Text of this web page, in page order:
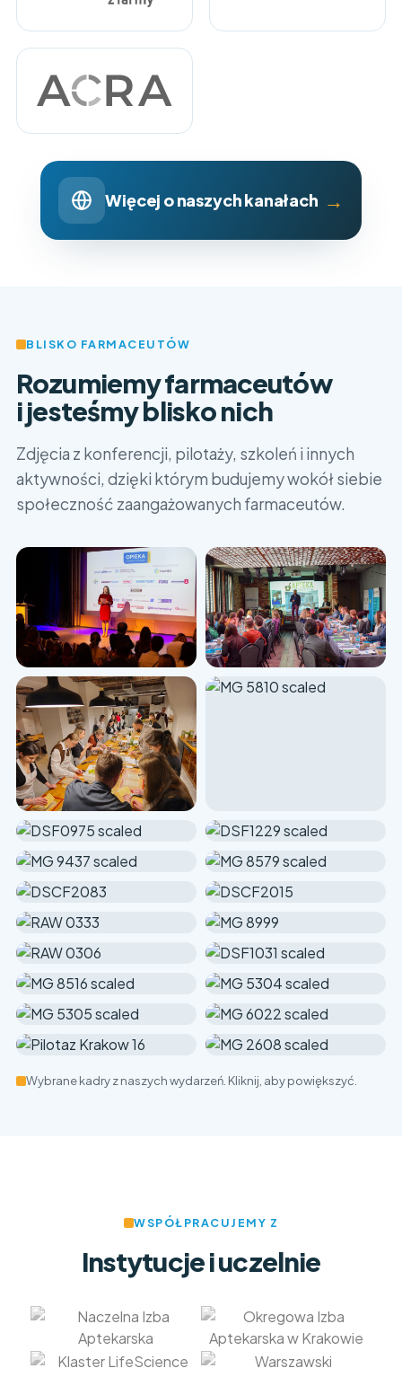
Więcej o naszych kanałach →
BLISKO FARMACEUTÓW
Rozumiemy farmaceutów
i jesteśmy blisko nich
Zdjęcia z konferencji, pilotaży, szkoleń i innych
aktywności, dzięki którym budujemy wokół siebie
społeczność zaangażowanych farmaceutów.
Wybrane kadry z naszych wydarzeń. Kliknij, aby powiększyć.
WSPÓŁPRACUJEMY Z
Instytucje i uczelnie